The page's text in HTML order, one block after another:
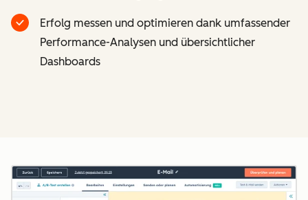
Erfolg messen und optimieren dank umfassender
Performance-Analysen und übersichtlicher
Dashboards